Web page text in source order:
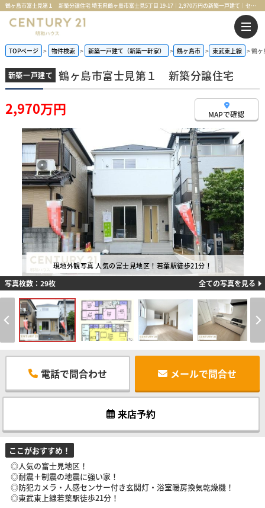
鶴ヶ島市富士見第１ 新築分譲住宅 埼玉県鶴ヶ島市富士見5丁目 19-17｜2,970万円の新築一戸建て｜センチュリー21明和ハウス
TOPページ 物件検索 新築一戸建て（新築一軒家） 鶴ヶ島市 東武東上線 鶴
新築一戸建て 鶴ヶ島市富士見第１ 新築分譲住宅
2,970万円 MAPで確認
現地外観写真 人気の富士見地区！若葉駅徒歩21分！
写真枚数：29枚 全ての写真を見る
電話で問合わせ メールで問合せ
来店予約
ここがおすすめ！
◎人気の富士見地区！
◎耐震＋制震の地震に強い家！
◎防犯カメラ・人感センサー付き玄関灯・浴室暖房換気乾燥機！
◎東武東上線若葉駅徒歩21分！